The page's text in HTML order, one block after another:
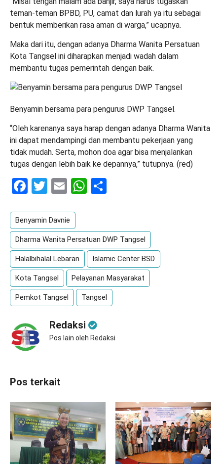
teman-teman BPBD, PU, camat dan lurah ya itu sebagai
bentuk memberikan rasa aman di warga,” ucapnya.
Maka dari itu, dengan adanya Dharma Wanita Persatuan
Kota Tangsel ini diharapkan menjadi wadah dalam
membantu tugas pemerintah dengan baik.
Benyamin bersama para pengurus DWP Tangsel.
“Oleh karenanya saya harap dengan adanya Dharma Wanita
ini dapat mendampingi dan membantu pekerjaan yang
tidak mudah. Serta, mohon doa agar bisa menjalankan
tugas dengan lebih baik ke depannya,” tutupnya. (red)
Facebook
Twitter
EmailWhatsApp
Benyamin Davnie
Dharma Wanita Persatuan DWP Tangsel
Halalbihalal Lebaran Islamic Center BSD
Kota Tangsel Pelayanan Masyarakat
Pemkot Tangsel Tangsel
Redaksi
Pos lain oleh Redaksi
Pos terkait